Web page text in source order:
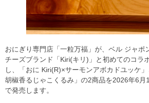
おにぎり専門店「一粒万福」が、ベル ジャポ
チーズブランド「Kiri(キリ)」と初めてのコラ
し、「おに Kiri(R)×サーモンアボカドユッケ
胡椒香るじゃこくるみ」の2商品を2026年6月
で発売します。